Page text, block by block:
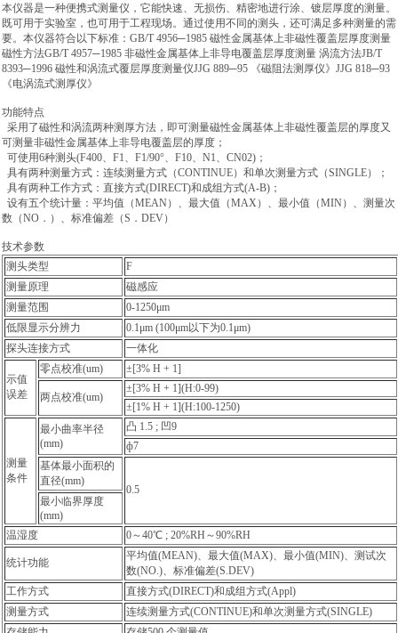
本仪器是一种便携式测量仪， 它能快速、无损伤、精密地进行涂、镀层厚度的测量。
既可用于实验室， 也可用于工程现场。通过使用不同的测头， 还可满足多种测量的需
要。本仪器符合以下标准：GB/T 4956─1985 磁性金属基体上非磁性覆盖层厚度测量
磁性方法GB/T 4957─1985 非磁性金属基体上非导电覆盖层厚度测量 涡流方法JB/T
8393─1996 磁性和涡流式覆层厚度测量仪JJG 889─95 《磁阻法测厚仪》JJG 818─93
《电涡流式测厚仪》
功能特点
采用了磁性和涡流两种测厚方法， 即可测量磁性金属基体上非磁性覆盖层的厚度又
可测量非磁性金属基体上非导电覆盖层的厚度；
可使用6种测头(F400、F1、F1/90°、F10、N1、CN02)；
具有两种测量方式：连续测量方式（CONTINUE）和单次测量方式（SINGLE）；
具有两种工作方式：直接方式(DIRECT)和成组方式(A-B)；
设有五个统计量：平均值（MEAN）、最大值（MAX）、最小值（MIN）、测量次
数（NO．）、标准偏差（S．DEV）
技术参数
测头类型
F
测量原理
磁感应
测量范围
0-1250μm
低限显示分辨力
0.1μm (100μm以下为0.1μm)
探头连接方式
一体化
示值
误差
零点校准(um) ±[3% H + 1]
两点校准(um)
±[3% H + 1](H:0-99)
±[1% H + 1](H:100-1250)
测量
条件
最小曲率半径
(mm)
凸 1.5 ; 凹9
ф7
基体最小面积的
直径(mm)
0.5
最小临界厚度
(mm)
温湿度
0～40℃ ; 20%RH～90%RH
统计功能
平均值(MEAN)、最大值(MAX)、最小值(MIN)、测试次
数(NO.)、标准偏差(S.DEV)
工作方式
直接方式(DIRECT)和成组方式(Appl)
测量方式
连续测量方式(CONTINUE)和单次测量方式(SINGLE)